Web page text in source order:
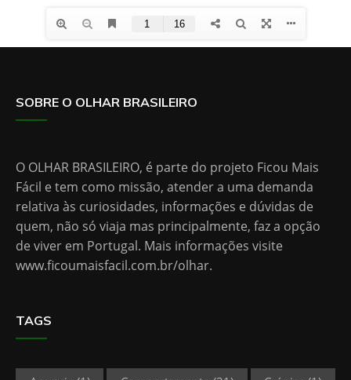
SOBRE O OLHAR BRASILEIRO
O OLHAR BRASILEIRO, é parte do projeto Ficou Mais
Fácil e tem como missão, atender a uma demanda
relativa às curiosidades, informações e dúvidas de
quem, não só viaja mas principalmente, faz a opção
de viver em Portugal. Mais informações visite
www.ficoumaisfacil.com.br/olhar.
TAGS